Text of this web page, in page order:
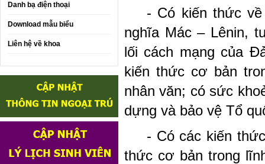
Danh bạ điện thoại
Download mẫu biểu
Liên hệ về khoa
- Có kiến thức
nghĩa Mác – Lênin,
lối cách mạng của
kiến thức cơ bản
nhân văn; có sức
dựng và bảo vệ Tổ
- Có các kiến
thức cơ bản trong